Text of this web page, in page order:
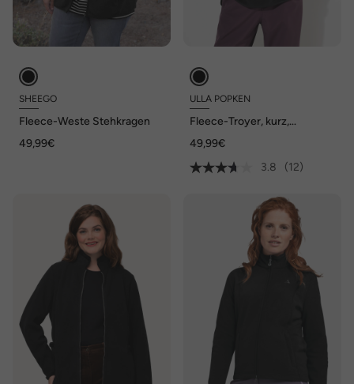
SHEEGO
Fleece-Weste Stehkragen
49,99€
ULLA POPKEN
Fleece-Troyer, kurz,
recycelt
49,99€
3.8
(12)